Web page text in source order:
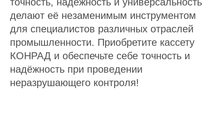
делают её незаменимым инструментом
для специалистов различных отраслей
промышленности. Приобретите кассету
КОНРАД и обеспечьте себе точность и
надёжность при проведении
неразрушающего контроля!